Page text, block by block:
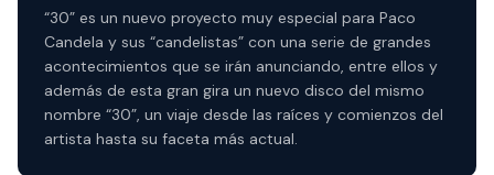
“30” es un nuevo proyecto muy especial para Paco
Candela y sus “candelistas” con una serie de grandes
acontecimientos que se irán anunciando, entre ellos y
además de esta gran gira un nuevo disco del mismo
nombre “30”, un viaje desde las raíces y comienzos del
artista hasta su faceta más actual.